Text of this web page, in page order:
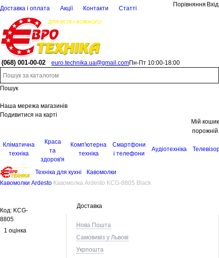
Доставка і оплата Акції Контакти Статті
Порівняння Вхід
(068) 001-00-02 euro.technika.ua@gmail.comПн-Пт 10:00-18:00
Пошук
Наша мережа магазинів
Подивитися на карті
Мій кошик
порожній
Кліматична
техніка
Краса
та
здоров'я
Комп'ютерна
техніка
Смартфони
і телефони
Аудіотехніка
Техніка для кухні
Кавомолки
Кавомолки Ardesto Кавомолка Ardesto KCG-8805 Black
Доставка
Нова Пошта
Самовивіз у Львові
Укрпошта
Код: KCG-
8805
1 оцінка